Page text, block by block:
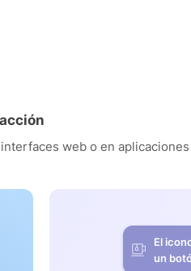
web o en
El
un